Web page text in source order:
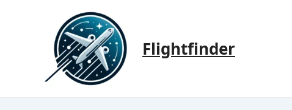
Flightfinder